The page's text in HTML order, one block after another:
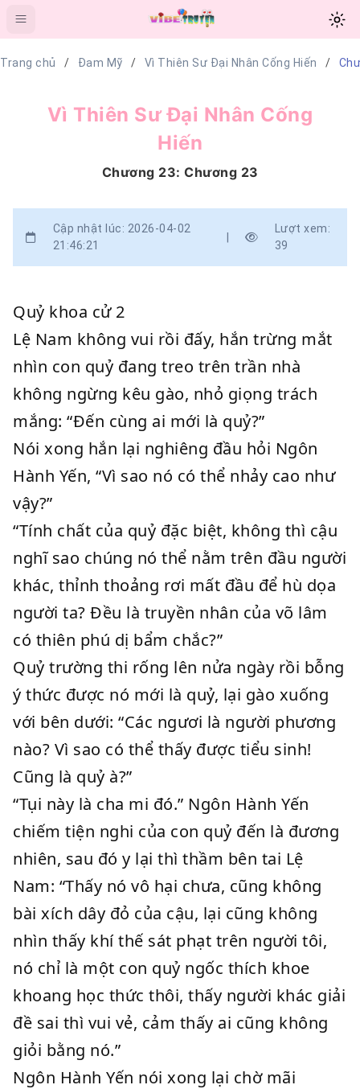
Trang chủ Đam Mỹ Vì Thiên Sư Đại Nhân Cống Hiến
Vì Thiên Sư Đại Nhân Cống
Hiến
Chương 23: Chương 23
Cập nhật lúc: 2026-04-02
21:46:21
|
Lượt xem:
39
Quỷ khoa cử 2
Lệ Nam không vui rồi đấy, hắn trừng mắt
nhìn con quỷ đang treo trên trần nhà
không ngừng kêu gào, nhỏ giọng trách
mắng: “Đến cùng ai mới là quỷ?”
Nói xong hắn lại nghiêng đầu hỏi Ngôn
Hành Yến, “Vì sao nó có thể nhảy cao như
vậy?”
“Tính chất của quỷ đặc biệt, không thì cậu
nghĩ sao chúng nó thể nằm trên đầu người
khác, thỉnh thoảng rơi mất đầu để hù dọa
người ta? Đều là truyền nhân của võ lâm
có thiên phú dị bẩm chắc?”
Quỷ trường thi rống lên nửa ngày rồi bỗng
ý thức được nó mới là quỷ, lại gào xuống
với bên dưới: “Các ngươi là người phương
nào? Vì sao có thể thấy được tiểu sinh!
Cũng là quỷ à?”
“Tụi này là cha mi đó.” Ngôn Hành Yến
chiếm tiện nghi của con quỷ đến là đương
nhiên, sau đó y lại thì thầm bên tai Lệ
Nam: “Thấy nó vô hại chưa, cũng không
bài xích dây đỏ của cậu, lại cũng không
nhìn thấy khí thế sát phạt trên người tôi,
nó chỉ là một con quỷ ngốc thích khoe
khoang học thức thôi, thấy người khác giải
đề sai thì vui vẻ, cảm thấy ai cũng không
giỏi bằng nó.”
Ngôn Hành Yến nói xong lại chờ mãi